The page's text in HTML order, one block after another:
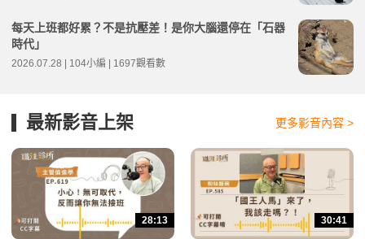
每天上班都好累？不是抗壓差！是你大腦還停在「石器
時代」
2026.07.28 | 104小編 | 1697觀看數
最新影音上架 更多影音內容 >
28:13 30:41